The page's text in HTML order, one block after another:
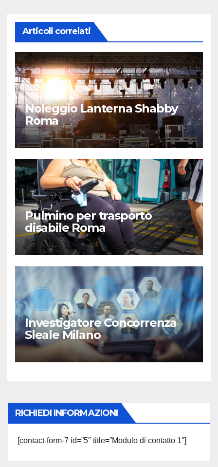
Articoli correlati
Noleggio Lanterna Shabby
Roma
Pulmino per trasporto
disabile Roma
Investigatore Concorrenza
Sleale Milano
RICHIEDI INFORMAZIONI
[contact-form-7 id=”5″ title=”Modulo di contatto 1″]